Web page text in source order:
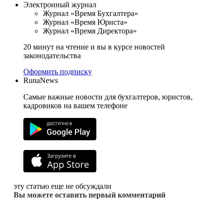
Электронный журнал
Журнал «Время Бухгалтера»
Журнал «Время Юриста»
Журнал «Время Директора»
20 минут на чтение и вы в курсе новостей
законодательства
Оформить подписку
RunaNews
Самые важные новости для бухгалтеров, юристов,
кадровиков на вашем телефоне
эту статью еще не обсуждали
Вы можете оставить первый комментарий